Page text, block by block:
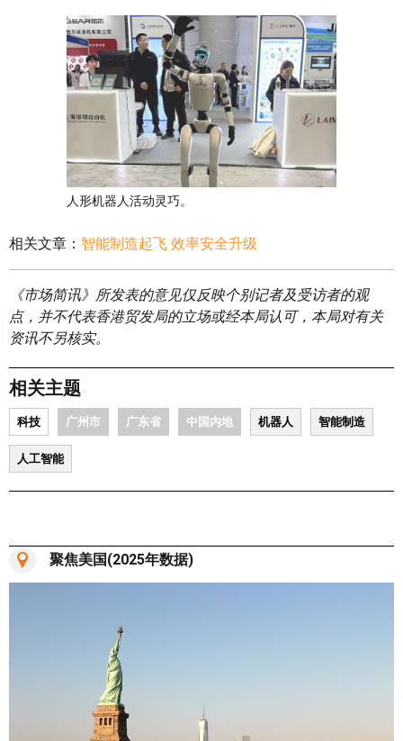
人形机器人活动灵巧。
相关文章： 智能制造起飞 效率安全升级
《市场简讯》所发表的意见仅反映个别记者及受访者的观
点，并不代表香港贸发局的立场或经本局认可，本局对有关
资讯不另核实。
相关主题
科技 广州市 广东省 中国内地 机器人 智能制造
人工智能
聚焦美国(2025年数据)